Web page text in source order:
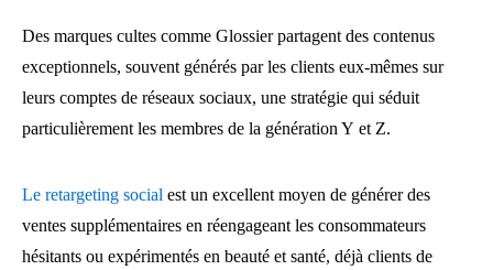
Des marques cultes comme Glossier partagent des contenus
exceptionnels, souvent générés par les clients eux-mêmes sur
leurs comptes de réseaux sociaux, une stratégie qui séduit
particulièrement les membres de la génération Y et Z.
Le retargeting social est un excellent moyen de générer des
ventes supplémentaires en réengageant les consommateurs
hésitants ou expérimentés en beauté et santé, déjà clients de